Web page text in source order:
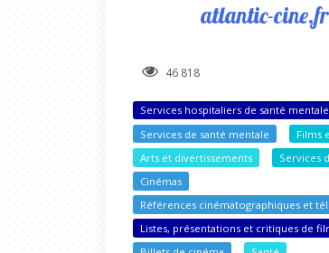
atlantic-cine.fr
46 818
Services hospitaliers de santé mentale
Services de santé mentale
Films
Arts et divertissements
Services
Cinémas
Références cinématographiques et
Listes, présentations et critiques de